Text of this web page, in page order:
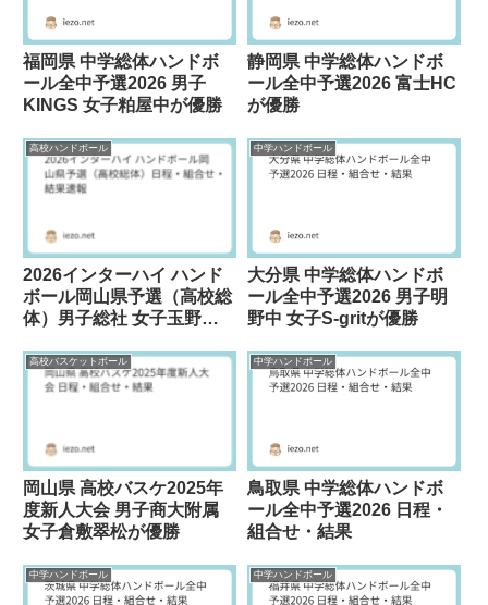
福岡県 中学総体ハンドボ
ール全中予選2026 男子
KINGS 女子粕屋中が優勝
静岡県 中学総体ハンドボ
ール全中予選2026 富士HC
が優勝
高校ハンドボール
2026インターハイ ハンド
ボール岡山県予選（高校総
体）男子総社 女子玉野光
中学ハンドボール
大分県 中学総体ハンドボ
ール全中予選2026 男子明
野中 女子S-gritが優勝
高校バスケットボール
岡山県 高校バスケ2025年
度新人大会 男子商大附属
女子倉敷翠松が優勝
中学ハンドボール
鳥取県 中学総体ハンドボ
ール全中予選2026 日程・
組合せ・結果
中学ハンドボール 中学ハンドボール